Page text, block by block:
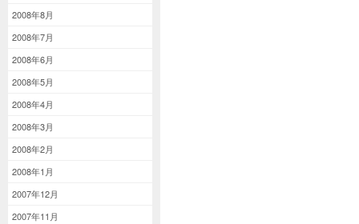
2008年8月
2008年7月
2008年6月
2008年5月
2008年4月
2008年3月
2008年2月
2008年1月
2007年12月
2007年11月